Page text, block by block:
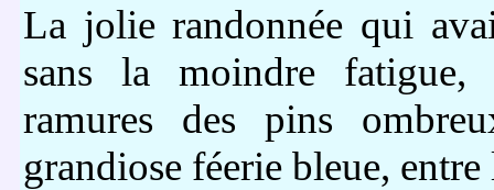
La jolie randonnée qui
sans la moindre fatigue,
ramures des pins
grandiose féerie bleue,